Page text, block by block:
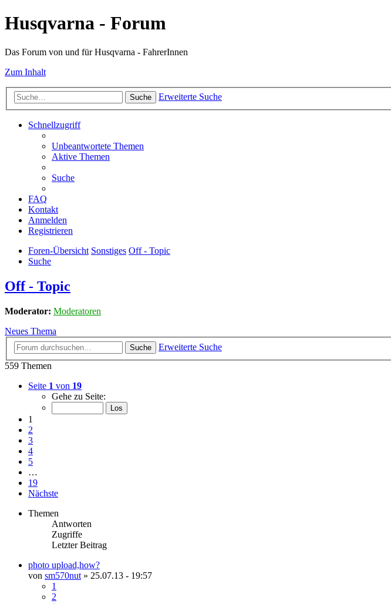
Husqvarna - Forum
Das Forum von und für Husqvarna - FahrerInnen
Zum Inhalt
Suche Erweiterte Suche
Schnellzugriff
Unbeantwortete Themen
Aktive Themen
Suche
FAQ
Kontakt
Anmelden
Registrieren
Foren-Übersicht Sonstiges Off - Topic
Suche
Off - Topic
Moderator: Moderatoren
Neues Thema
Suche
Erweiterte Suche
559 Themen
Seite 1 von 19
Gehe zu Seite:
1
2
3
4
5
…
19
Nächste
Themen
Antworten
Zugriffe
Letzter Beitrag
photo upload,how?
von sm570nut » 25.07.13 - 19:57
1
2